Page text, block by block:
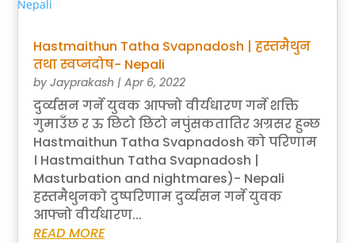
Hastmaithun Tatha Svapnadosh | हस्तमैथुन
तथा स्वप्नदोष- Nepali
byJayprakash |Apr 6, 2022
दुर्व्यसन गर्ने युवक आफ्नो वीर्यधारण गर्ने शक्ति
गुमाउँछ र ऊ छिटो छिटो नपुंसकतातिर अग्रसर हुन्छ
Hastmaithun Tatha Svapnadosh को परिणाम
। Hastmaithun Tatha Svapnadosh |
Masturbation and nightmares)- Nepali
हस्तमैथुनको दुष्परिणाम दुर्व्यसन गर्ने युवक
आफ्नो वीर्यधारण...
READ MORE